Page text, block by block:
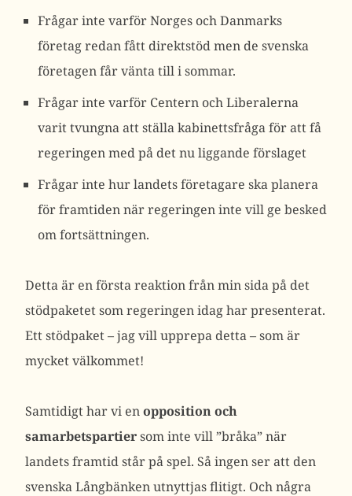
Frågar inte varför Norges och Danmarks
företag redan fått direktstöd men de svenska
företagen får vänta till i sommar.
Frågar inte varför Centern och Liberalerna
varit tvungna att ställa kabinettsfråga för att få
regeringen med på det nu liggande förslaget
Frågar inte hur landets företagare ska planera
för framtiden när regeringen inte vill ge besked
om fortsättningen.
Detta är en första reaktion från min sida på det
stödpaketet som regeringen idag har presenterat.
Ett stödpaket – jag vill upprepa detta – som är
mycket välkommet!
Samtidigt har vi enopposition och
samarbetspartiersom inte vill ”bråka” när
landets framtid står på spel. Så ingen ser att den
svenska Långbänken utnyttjas flitigt. Och några